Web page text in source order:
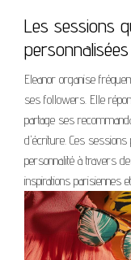
Les sessions
personnalisées
Eleanor organise
ses followers. Elle
partage ses
d'écriture. Ces
personnalité à travers
inspirations parisiennes